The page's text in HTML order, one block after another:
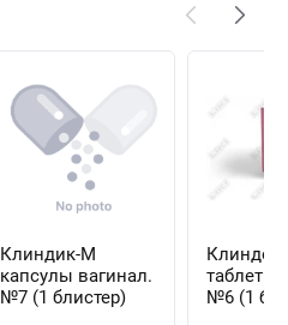
Клиндик-М
капсулы вагинал.
№7 (1 блистер)
№6 (1